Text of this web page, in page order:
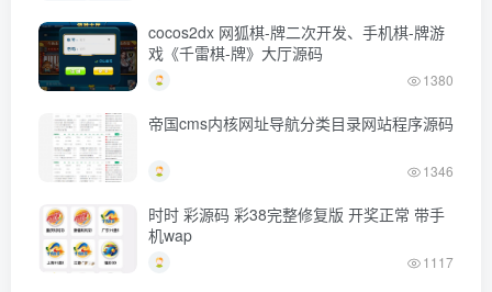
cocos2dx 网狐棋-牌二次开发、手机棋-牌游
戏《千雷棋-牌》大厅源码
1380
帝国cms内核网址导航分类目录网站程序源码
1346
时时 彩源码 彩38完整修复版 开奖正常 带手
机wap
1117